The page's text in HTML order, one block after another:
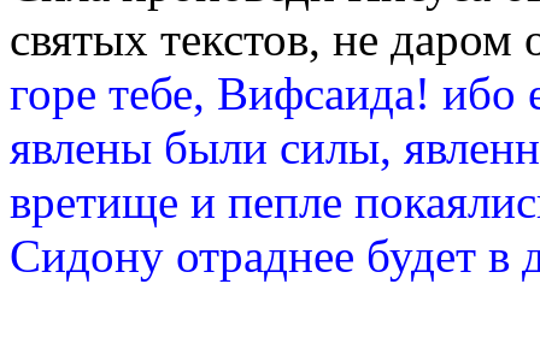
святых текстов, не даром
горе тебе, Вифсаида!
явлены были силы,
вретище и пепле
Сидону отраднее будет в